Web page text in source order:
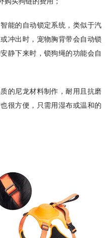
能的自动锁定系统，类似于汽
冲出时，宠物胸背带会自动锁
静下来时，锁狗绳的功能会自
的尼龙材料制作，耐用且抗磨
很方便，只需用湿布或温和的